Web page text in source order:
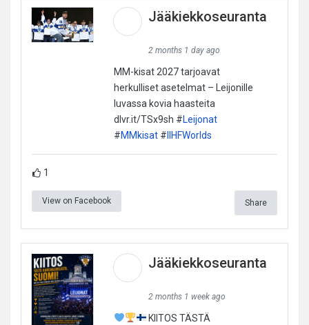
Jääkiekkoseuranta
2 months 1 day ago
MM-kisat 2027 tarjoavat
herkulliset asetelmat – Leijonille
luvassa kovia haasteita
dlvr.it/TSx9sh #Leijonat
#MMkisat# IIHFWorlds
1
View on Facebook Share
Jääkiekkoseuranta
2 months 1 week ago
KIITOS TÄSTÄ